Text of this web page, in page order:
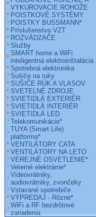
VYKUROVACIE ROHOŽE
POISTKOVÉ SYSTÉMY
POISTKY BUSSMANN*
Príslušenstvo VZT
ROZVÁDZAČE
Služby
SMART home a WiFi
inteligentná elektroinštalácia
Spotrebná elektronika
Sušiče na ruky
SUŠIČE RÚK A VLASOV
SVETELNÉ ZDROJE
SVIETIDLÁ EXTERIÉR
SVIETIDLÁ INTERIÉR
SVIETIDLÁ LED
Telekomunikácie*
TUYA (Smart Life)
platforma*
VENTILÁTORY CATA
VENTILÁTORY NA LETO
VEREJNÉ OSVETLENIE*
Veterné elektrárne*
Videovrátniky,
audiovrátniky, zvončeky
Vstavané spotrebiče
VÝPREDAJ - Rôzne*
WiFi a RF bezdrôtové
zariadenia